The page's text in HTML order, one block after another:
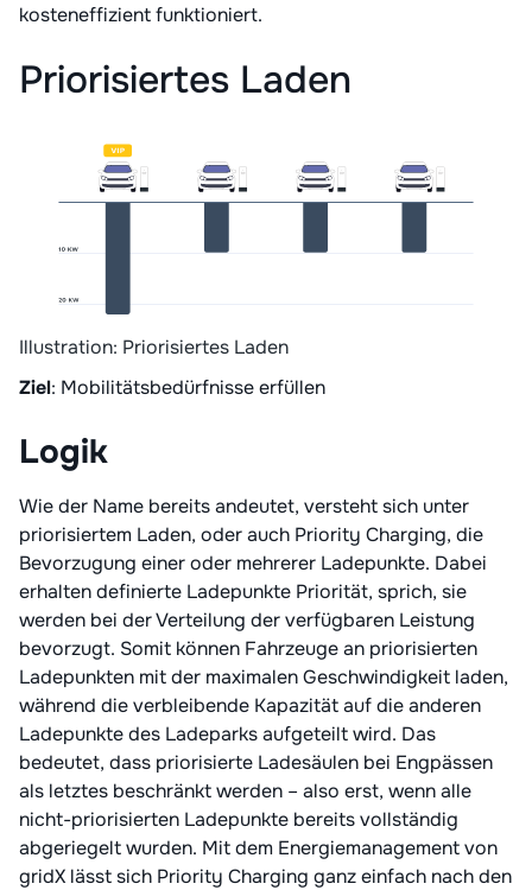
kosteneffizient funktioniert.
Priorisiertes Laden
Illustration: Priorisiertes Laden
Ziel: Mobilitätsbedürfnisse erfüllen
Logik
Wie der Name bereits andeutet, versteht sich unter
priorisiertem Laden, oder auch Priority Charging, die
Bevorzugung einer oder mehrerer Ladepunkte. Dabei
erhalten definierte Ladepunkte Priorität, sprich, sie
werden bei der Verteilung der verfügbaren Leistung
bevorzugt. Somit können Fahrzeuge an priorisierten
Ladepunkten mit der maximalen Geschwindigkeit laden,
während die verbleibende Kapazität auf die anderen
Ladepunkte des Ladeparks aufgeteilt wird. Das
bedeutet, dass priorisierte Ladesäulen bei Engpässen
als letztes beschränkt werden – also erst, wenn alle
nicht-priorisierten Ladepunkte bereits vollständig
abgeriegelt wurden. Mit dem Energiemanagement von
gridX lässt sich Priority Charging ganz einfach nach den